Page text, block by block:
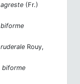
agreste (Fr.)
biforme
ruderale Rouy,
biforme